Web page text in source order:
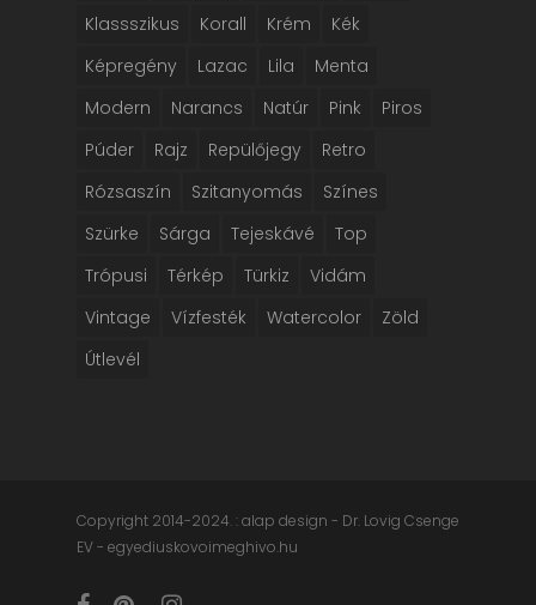
Klassszikus
Korall Krém
Kék
Képregény
Lazac Lila
Menta
Modern
Narancs Natúr Pink
Piros
Púder
Rajz Repülőjegy
Retro
Rózsaszín
Szitanyomás
Színes
Szürke
Sárga Tejeskávé
Top
Trópusi
Térkép Türkiz
Vidám
Vintage
Vízfesték Watercolor
Zöld
Útlevél
Copyright 2014-2024. : alap design - Dr. Lovig Csenge
EV - egyediuskovoimeghivo.hu